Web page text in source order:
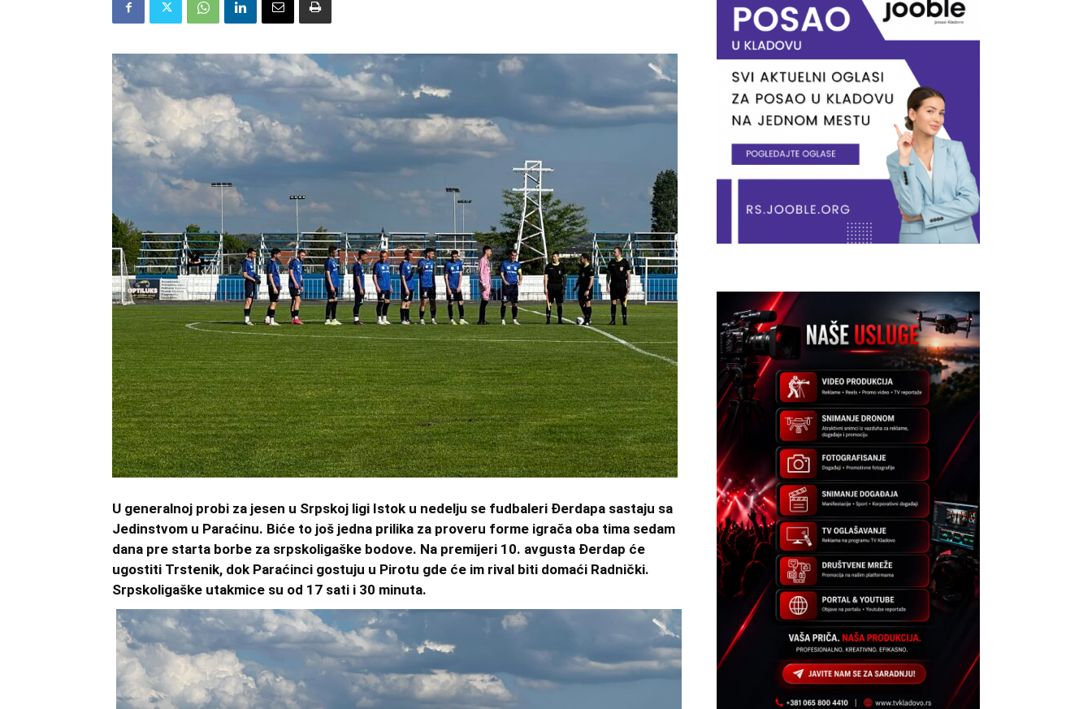
U generalnoj probi za jesen u Srpskoj ligi Istok u nedelju se fudbaleri Đerdapa sastaju sa
Jedinstvom u Paraćinu. Biće to još jedna prilika za proveru forme igrača oba tima sedam
dana pre starta borbe za srpskoligaške bodove. Na premijeri 10. avgusta Đerdap će
ugostiti Trstenik, dok Paraćinci gostuju u Pirotu gde će im rival biti domaći Radnički.
Srpskoligaške utakmice su od 17 sati i 30 minuta.